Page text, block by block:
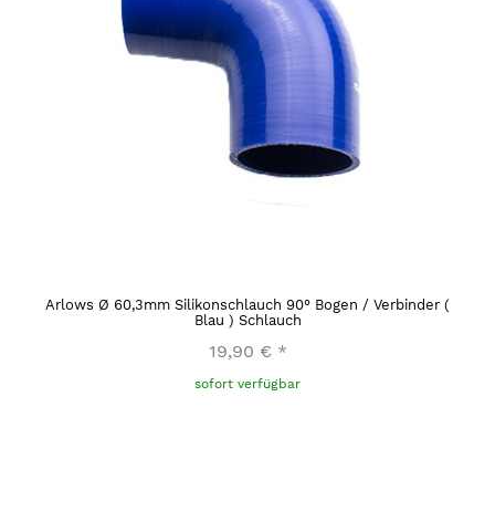
Arlows Ø 60,3mm Silikonschlauch 90° Bogen / Verbinder (
Blau ) Schlauch
19,90 € *
sofort verfügbar